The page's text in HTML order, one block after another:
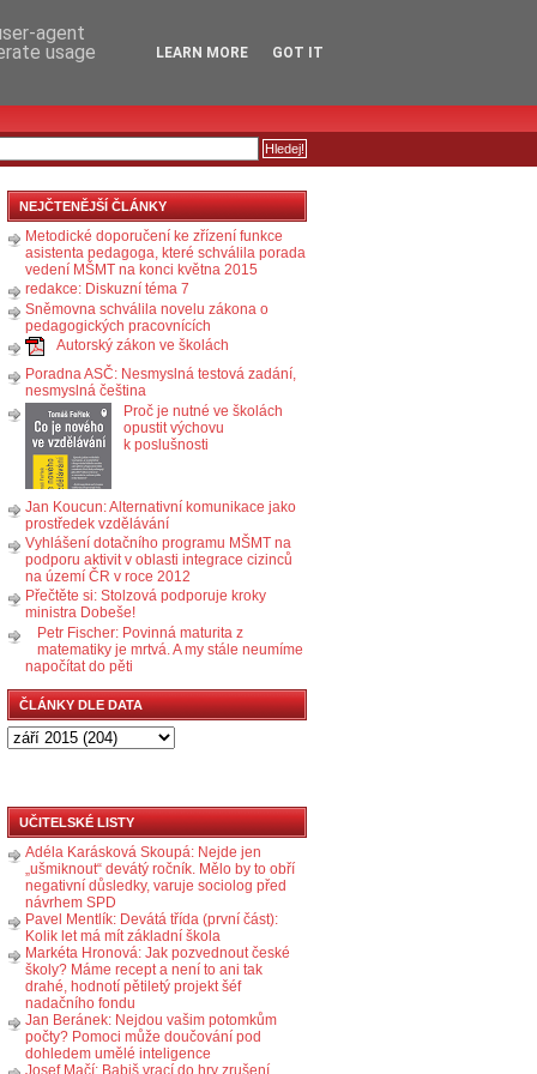
NEJČTENĚJŠÍ ČLÁNKY
Metodické doporučení ke zřízení funkce
asistenta pedagoga, které schválila porada
vedení MŠMT na konci května 2015
redakce: Diskuzní téma 7
Sněmovna schválila novelu zákona o
pedagogických pracovnících
Autorský zákon ve školách
Poradna ASČ: Nesmyslná testová zadání,
nesmyslná čeština
Proč je nutné ve školách
opustit výchovu
k poslušnosti
Jan Koucun: Alternativní komunikace jako
prostředek vzdělávání
Vyhlášení dotačního programu MŠMT na
podporu aktivit v oblasti integrace cizinců
na území ČR v roce 2012
Přečtěte si: Stolzová podporuje kroky
ministra Dobeše!
Petr Fischer: Povinná maturita z
matematiky je mrtvá. A my stále neumíme
napočítat do pěti
ČLÁNKY DLE DATA
UČITELSKÉ LISTY
Adéla Karásková Skoupá: Nejde jen
„ušmiknout“ devátý ročník. Mělo by to obří
negativní důsledky, varuje sociolog před
návrhem SPD
Pavel Mentlík: Devátá třída (první část):
Kolik let má mít základní škola
Markéta Hronová: Jak pozvednout české
školy? Máme recept a není to ani tak
drahé, hodnotí pětiletý projekt šéf
nadačního fondu
Jan Beránek: Nejdou vašim potomkům
počty? Pomoci může doučování pod
dohledem umělé inteligence
Josef Mačí: Babiš vrací do hry zrušení
agent
usage
LEARN MORE GOT IT